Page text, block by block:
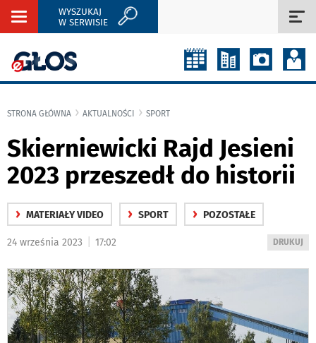
Rozwiń
WYSZUKAJ
W SERWISIE
STRONA GŁÓWNA AKTUALNOŚCI SPORT
Skierniewicki Rajd Jesieni
2023 przeszedł do historii
› MATERIAŁY VIDEO › SPORT › POZOSTAŁE
WYDRUKUJ
DO
DRUKUJ
24 września 2023 17:02